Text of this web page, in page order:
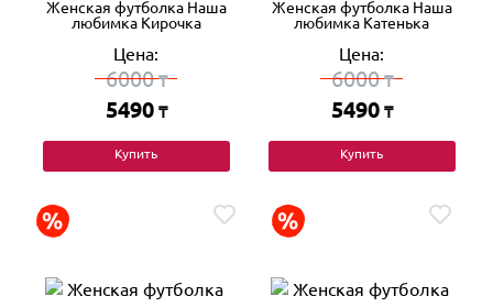
Женская футболка Наша
любимка Кирочка
Цена:
6000₸
5490 ₸
Купить
Женская футболка Наша
любимка Катенька
Цена:
6000₸
5490 ₸
Купить